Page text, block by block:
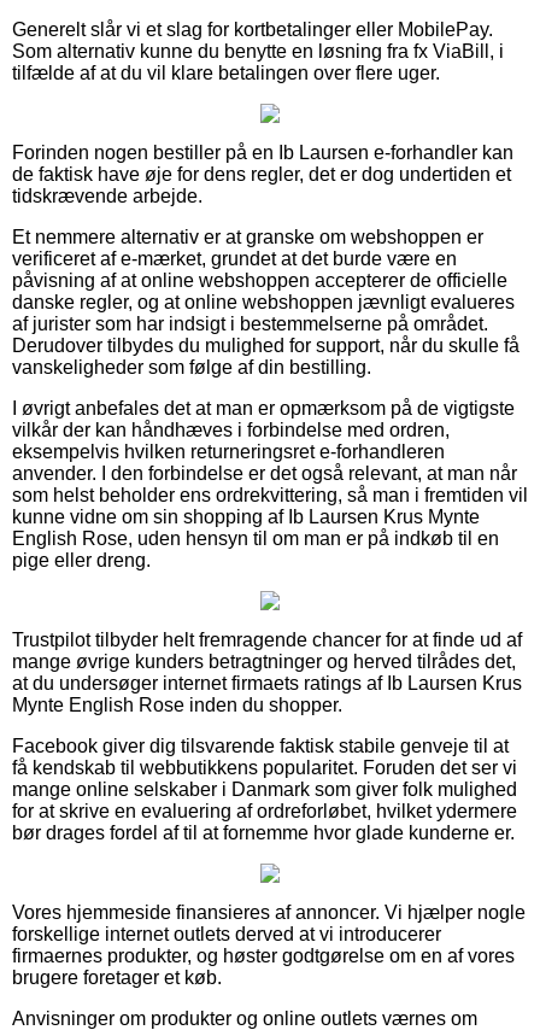
Generelt slår vi et slag for kortbetalinger eller MobilePay.
Som alternativ kunne du benytte en løsning fra fx ViaBill, i
tilfælde af at du vil klare betalingen over flere uger.
Forinden nogen bestiller på en Ib Laursen e-forhandler kan
de faktisk have øje for dens regler, det er dog undertiden et
tidskrævende arbejde.
Et nemmere alternativ er at granske om webshoppen er
verificeret af e-mærket, grundet at det burde være en
påvisning af at online webshoppen accepterer de officielle
danske regler, og at online webshoppen jævnligt evalueres
af jurister som har indsigt i bestemmelserne på området.
Derudover tilbydes du mulighed for support, når du skulle få
vanskeligheder som følge af din bestilling.
I øvrigt anbefales det at man er opmærksom på de vigtigste
vilkår der kan håndhæves i forbindelse med ordren,
eksempelvis hvilken returneringsret e-forhandleren
anvender. I den forbindelse er det også relevant, at man når
som helst beholder ens ordrekvittering, så man i fremtiden vil
kunne vidne om sin shopping af Ib Laursen Krus Mynte
English Rose, uden hensyn til om man er på indkøb til en
pige eller dreng.
Trustpilot tilbyder helt fremragende chancer for at finde ud af
mange øvrige kunders betragtninger og herved tilrådes det,
at du undersøger internet firmaets ratings af Ib Laursen Krus
Mynte English Rose inden du shopper.
Facebook giver dig tilsvarende faktisk stabile genveje til at
få kendskab til webbutikkens popularitet. Foruden det ser vi
mange online selskaber i Danmark som giver folk mulighed
for at skrive en evaluering af ordreforløbet, hvilket ydermere
bør drages fordel af til at fornemme hvor glade kunderne er.
Vores hjemmeside finansieres af annoncer. Vi hjælper nogle
forskellige internet outlets derved at vi introducerer
firmaernes produkter, og høster godtgørelse om en af vores
brugere foretager et køb.
Anvisninger om produkter og online outlets værnes om